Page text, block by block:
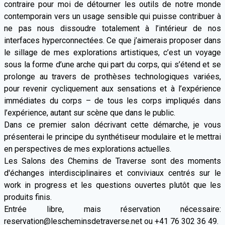
contraire pour moi de détourner les outils de notre monde
contemporain vers un usage sensible qui puisse contribuer à
ne pas nous dissoudre totalement à l’intérieur de nos
interfaces hyperconnectées. Ce que j’aimerais proposer dans
le sillage de mes explorations artistiques, c’est un voyage
sous la forme d’une arche qui part du corps, qui s’étend et se
prolonge au travers de prothèses technologiques variées,
pour revenir cycliquement aux sensations et à l’expérience
immédiates du corps – de tous les corps impliqués dans
l’expérience, autant sur scène que dans le public.
Dans ce premier salon décrivant cette démarche, je vous
présenterai le principe du synthétiseur modulaire et le mettrai
en perspectives de mes explorations actuelles.
Les Salons des Chemins de Traverse sont des moments
d'échanges interdisciplinaires et conviviaux centrés sur le
work in progress et les questions ouvertes plutôt que les
produits finis.
Entrée libre, mais réservation nécessaire:
reservation@lescheminsdetraverse.net ou +41 76 302 36 49.